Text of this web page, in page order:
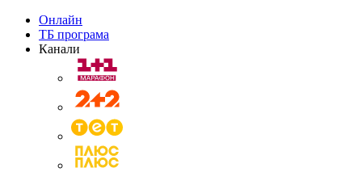
Онлайн
ТБ програма
Канали